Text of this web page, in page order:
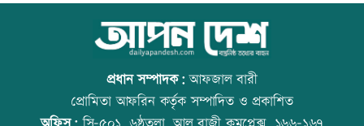
কাঁচা মরিচের দাম কমলেও ডিমের দাম
বাড়তি
আজ বিশ্ব বন্ধু দিবস
প্রধান সম্পাদক:আফজাল বারী
প্রোমিতা আফরিন কর্তৃক সম্পাদিত ও প্রকাশিত